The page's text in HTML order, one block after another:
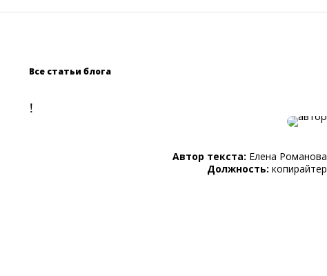
Все статьи блога
!
Автор текста: Елена Романова
Должность: копирайтер